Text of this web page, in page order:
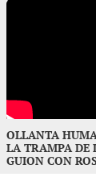
OLLANTA
LA TRAMPA DE
GUION CON